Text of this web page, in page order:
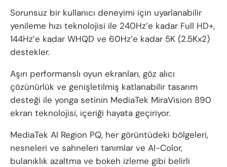
Sorunsuz bir kullanıcı deneyimi için uyarlanabilir
yenileme hızı teknolojisi ile 240Hz’e kadar Full HD+,
144Hz’e kadar WHQD ve 60Hz’e kadar 5K (2.5Kx2)
destekler.
Aşırı performanslı oyun ekranları, göz alıcı
çözünürlük ve genişletilmiş katlanabilir tasarım
desteği ile yonga setinin MediaTek MiraVision 890
ekran teknolojisi, içeriği hayata geçiriyor.
MediaTek AI Region PQ, her görüntüdeki bölgeleri,
nesneleri ve sahneleri tanımlar ve AI-Color,
bulanıklık azaltma ve bokeh izleme gibi belirli